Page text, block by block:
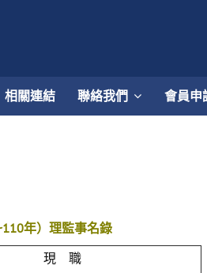
相關連結 聯絡我們 會員申
年）理監事名錄
現 職